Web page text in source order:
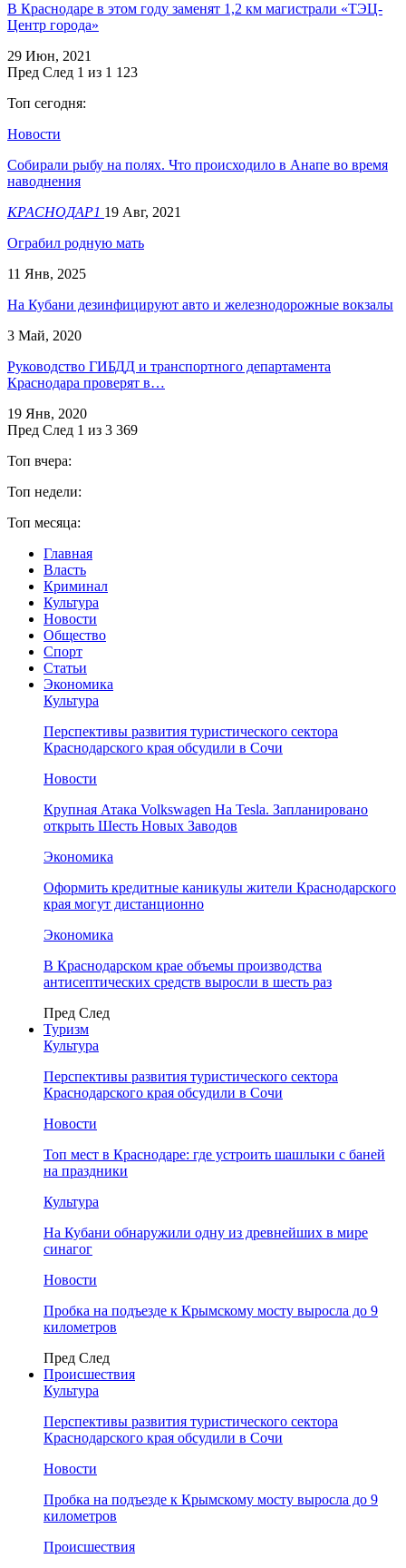
В Краснодаре в этом году заменят 1,2 км магистрали «ТЭЦ-
Центр города»
29 Июн, 2021
Пред След 1 из 1 123
Топ сегодня:
Новости
Собирали рыбу на полях. Что происходило в Анапе во время
наводнения
КРАСНОДАР1 19 Авг, 2021
Ограбил родную мать
11 Янв, 2025
На Кубани дезинфицируют авто и железнодорожные вокзалы
3 Май, 2020
Руководство ГИБДД и транспортного департамента
Краснодара проверят в…
19 Янв, 2020
Пред След 1 из 3 369
Топ вчера:
Топ недели:
Топ месяца:
Главная
Власть
Криминал
Культура
Новости
Общество
Спорт
Статьи
Экономика
Культура
Перспективы развития туристического сектора
Краснодарского края обсудили в Сочи
Новости
Крупная Атака Volkswagen На Tesla. Запланировано
открыть Шесть Новых Заводов
Экономика
Оформить кредитные каникулы жители Краснодарского
края могут дистанционно
Экономика
В Краснодарском крае объемы производства
антисептических средств выросли в шесть раз
Пред След
Туризм
Культура
Перспективы развития туристического сектора
Краснодарского края обсудили в Сочи
Новости
Топ мест в Краснодаре: где устроить шашлыки с баней
на праздники
Культура
На Кубани обнаружили одну из древнейших в мире
синагог
Новости
Пробка на подъезде к Крымскому мосту выросла до 9
километров
Пред След
Происшествия
Культура
Перспективы развития туристического сектора
Краснодарского края обсудили в Сочи
Новости
Пробка на подъезде к Крымскому мосту выросла до 9
километров
Происшествия